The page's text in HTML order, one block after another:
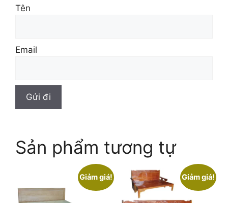
Tên
Email
Sản phẩm tương tự
Giảm giá! Giảm giá!